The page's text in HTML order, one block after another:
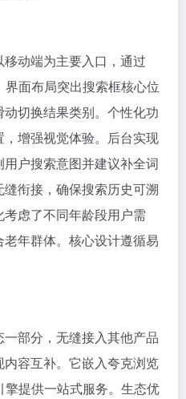
动端为主要入口，通过
面布局突出搜索框核心位
切换结果类别。个性化功
增强视觉体验。后台实现
户搜索意图并建议补全词
衔接，确保搜索历史可溯
虑了不同年龄段用户需
年群体。核心设计遵循易
部分，无缝接入其他产品
容互补。它嵌入夸克浏览
提供一站式服务。生态优